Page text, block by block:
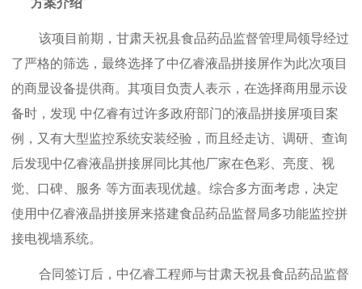
该项目前期， 甘肃天祝县食品药品监督管理局领导经过
了严格的筛选，最终选择了中亿睿液晶拼接屏作为此次项目
的商显设备提供商。其项目负责人表示，在选择商用显示设
备时，发现 中亿睿有过许多政府部门的液晶拼接屏项目案
例，又有大型监控系统安装经验，而且经走访、调研、查询
后发现中亿睿液晶拼接屏同比其他厂家在色彩、亮度、视
觉、口碑、服务 等方面表现优越。综合多方面考虑，决定
使用 中亿睿液晶拼接屏来搭建食品药品监督局多功能监控拼
接电视墙系统。
合同签订后， 中亿睿工程师与甘肃天祝县食品药品监督